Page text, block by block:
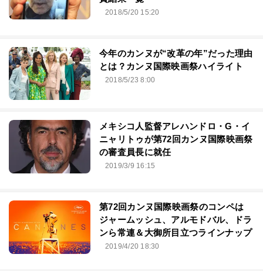
2018/5/20 15:20
今年のカンヌが“改革の年”だった理由
とは？カンヌ国際映画祭ハイライト
2018/5/23 8:00
メキシコ人監督アレハンドロ・G・イ
ニャリトゥが第72回カンヌ国際映画祭
の審査員長に就任
2019/3/9 16:15
第72回カンヌ国際映画祭のコンペは
ジャームッシュ、アルモドバル、ドラ
ンら常連＆大御所目立つラインナップ
2019/4/20 18:30